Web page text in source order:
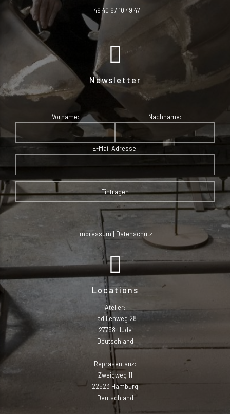
+49 40 67 10 49 47
Newsletter
Vorname: Nachname:
E-Mail Adresse:
Impressum | Datenschutz
Locations
Atelier:
Ladillenweg 28
27798 Hude
Deutschland
Repräsentanz:
Zweigweg 11
22523 Hamburg
Deutschland